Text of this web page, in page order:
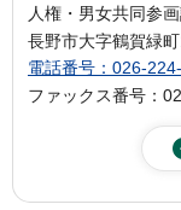
人権・男女共同参
長野市大字鶴賀緑
電話番号：026-
ファックス番号：